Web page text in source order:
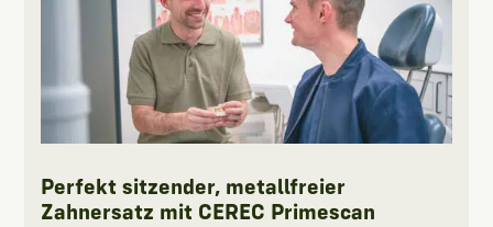
Perfekt sitzender, metallfreier
Zahnersatz mit CEREC Primescan